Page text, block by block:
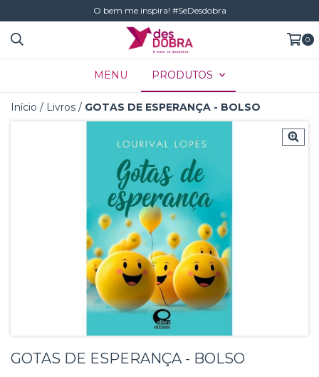
O bem me inspira! #SeDesdobra
0
MENU PRODUTOS
Início / Livros / GOTAS DE ESPERANÇA - BOLSO
GOTAS DE ESPERANÇA - BOLSO